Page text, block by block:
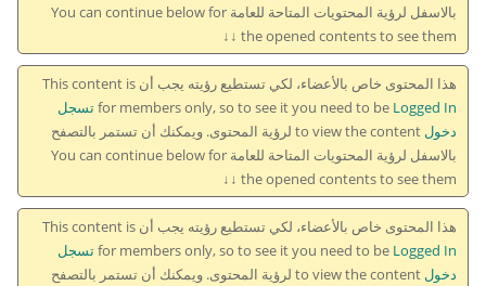
بالاسفل لرؤية المحتويات المتاحة للعامة You can continue below for
the opened contents to see them ↓↓
هذا المحتوى خاص بالأعضاء، لكي تستطيع رؤيته يجب أن This content is
for members only, so to see it you need to beLogged In تسجل
دخول
to view the content لرؤية المحتوى. ويمكنك أن تستمر بالتصفح
بالاسفل لرؤية المحتويات المتاحة للعامة You can continue below for
the opened contents to see them ↓↓
هذا المحتوى خاص بالأعضاء، لكي تستطيع رؤيته يجب أن This content is
for members only, so to see it you need to beLogged In تسجل
دخول
to view the content لرؤية المحتوى. ويمكنك أن تستمر بالتصفح